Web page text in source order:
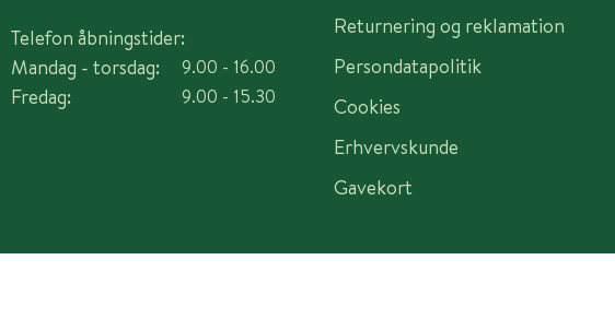
Telefon åbningstider:
Mandag - torsdag:
Fredag:
9.00 - 16.00
9.00 - 15.30
Returnering og reklamation
Persondatapolitik
Cookies
Erhvervskunde
Gavekort